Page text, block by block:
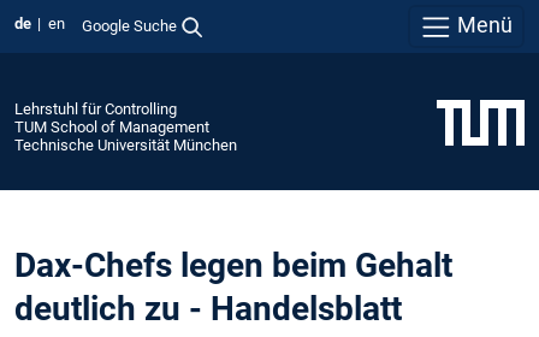
de en Google Suche Menü
Lehrstuhl für Controlling
TUM School of Management
Technische Universität München
Dax-Chefs legen beim Gehalt
deutlich zu - Handelsblatt